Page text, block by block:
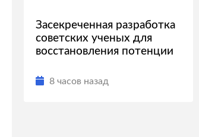
Засекреченная разработка
советских ученых для
восстановления потенции
8 часов назад